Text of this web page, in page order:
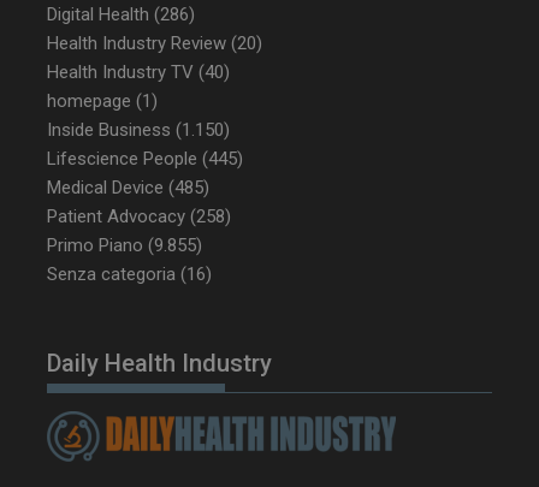
Digital Health (286)
Health Industry Review (20)
Health Industry TV (40)
homepage (1)
Inside Business (1.150)
Lifescience People (445)
Medical Device (485)
Patient Advocacy (258)
Primo Piano (9.855)
Senza categoria (16)
Daily Health Industry
CookieScriptConsent